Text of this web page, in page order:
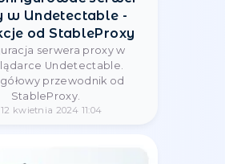
защиты от веб-
и как их обойти